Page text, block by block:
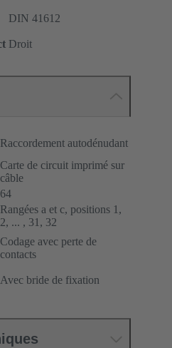
DIN 41612
Droit
Raccordement autodénudant
Carte de circuit imprimé sur
câble
64
Rangées a et c, positions 1,
2, ... , 31, 32
Codage avec perte de
contacts
Avec bride de fixation